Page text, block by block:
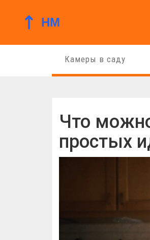
Камеры в саду
Что
простых